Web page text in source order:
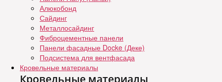
Алюкобонд
Сайдинг
Металлосайдинг
Фиброцементные панели
Панели фасадные Docke (Деке)
Подсистема для вентфасада
Кровельные материалы
Кровельные материалы